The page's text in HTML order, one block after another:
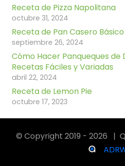
Receta de Pizza Napolitana
octubre 31, 2024
Receta de Pan Casero Básico
septiembre 26, 2024
Cómo Hacer Panqueques de
Recetas Fáciles y Variadas
abril 22, 2024
Receta de Lemon Pie
octubre 17, 2023
© Copyright 2019 - 2026 |